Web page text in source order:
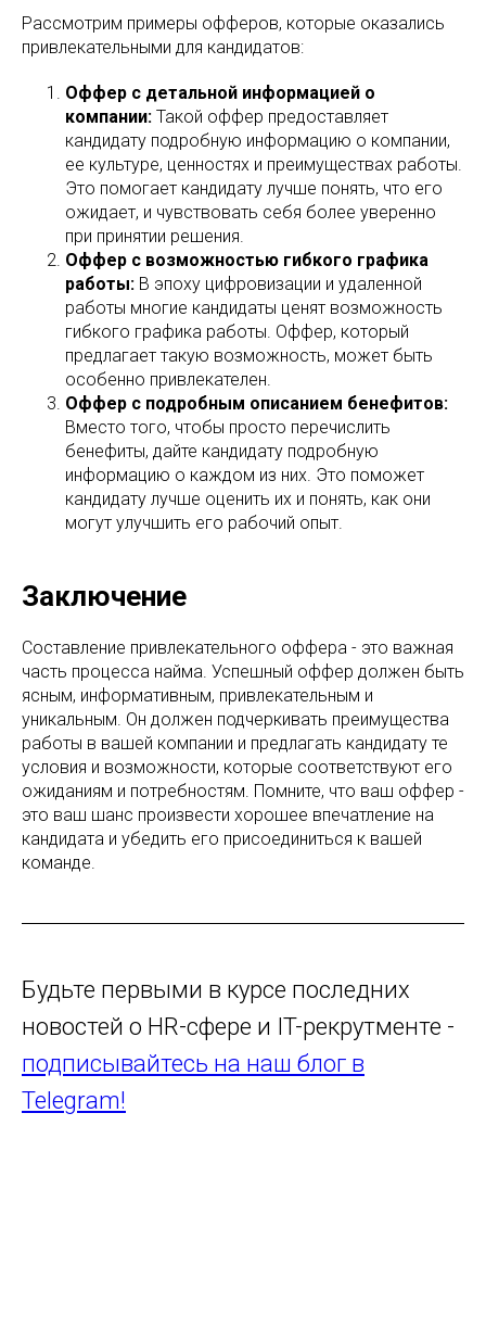
Рассмотрим примеры офферов, которые оказались
привлекательными для кандидатов:
Оффер с детальной информацией о
компании: Такой оффер предоставляет
кандидату подробную информацию о компании,
ее культуре, ценностях и преимуществах работы.
Это помогает кандидату лучше понять, что его
ожидает, и чувствовать себя более уверенно
при принятии решения.
Оффер с возможностью гибкого графика
работы: В эпоху цифровизации и удаленной
работы многие кандидаты ценят возможность
гибкого графика работы. Оффер, который
предлагает такую возможность, может быть
особенно привлекателен.
Оффер с подробным описанием бенефитов:
Вместо того, чтобы просто перечислить
бенефиты, дайте кандидату подробную
информацию о каждом из них. Это поможет
кандидату лучше оценить их и понять, как они
могут улучшить его рабочий опыт.
Заключение
Составление привлекательного оффера - это важная
часть процесса найма. Успешный оффер должен быть
ясным, информативным, привлекательным и
уникальным. Он должен подчеркивать преимущества
работы в вашей компании и предлагать кандидату те
условия и возможности, которые соответствуют его
ожиданиям и потребностям. Помните, что ваш оффер -
это ваш шанс произвести хорошее впечатление на
кандидата и убедить его присоединиться к вашей
команде.
Будьте первыми в курсе последних
новостей о HR-сфере и IT-рекрутменте -
подписывайтесь на наш блог в
Telegram!